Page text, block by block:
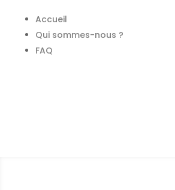
Accueil
Qui sommes-nous ?
FAQ